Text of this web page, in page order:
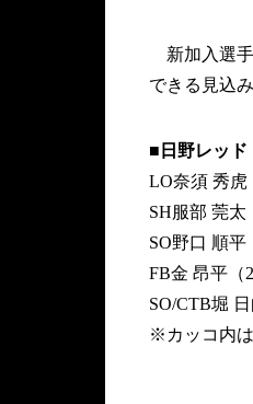
新加入選手
できる見込み
■日野レッド
LO奈須 秀虎
SH服部 莞太
SO野口 順平
FB金 昂平（
SO/CTB堀
※カッコ内